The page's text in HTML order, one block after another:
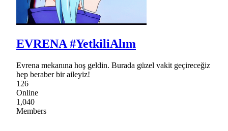
EVRENA #YetkiliAlım
Evrena mekanına hoş geldin. Burada güzel vakit geçireceğiz
hep beraber bir aileyiz!
126
Online
1,040
Members